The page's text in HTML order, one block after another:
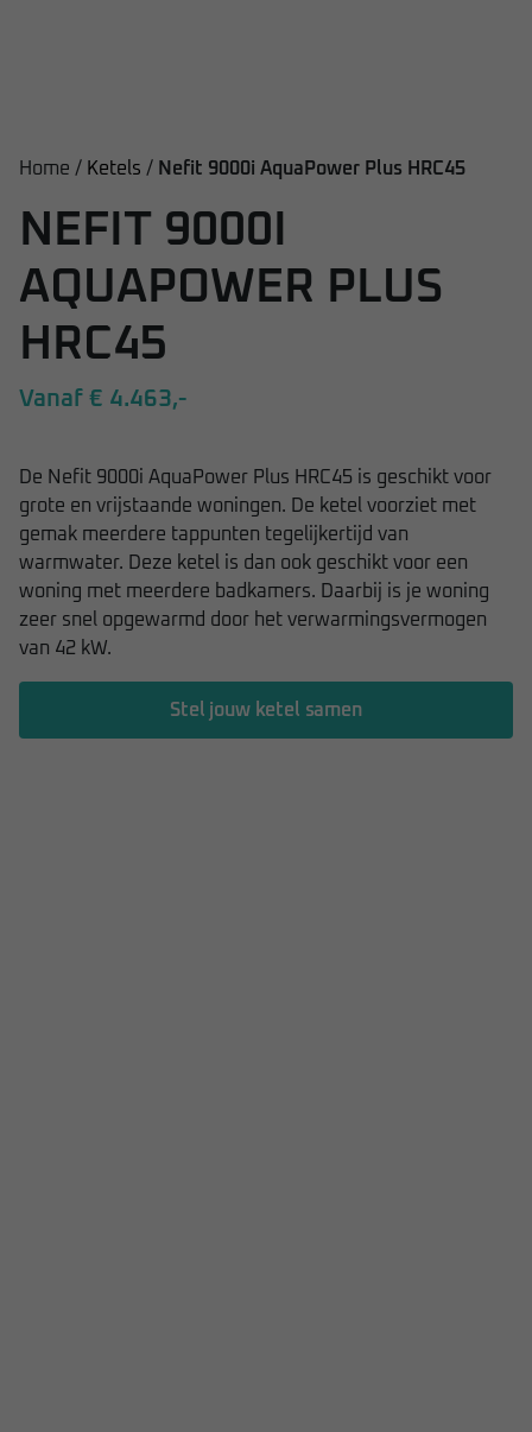
Home / Ketels / Nefit 9000i AquaPower Plus HRC45
NEFIT 9000I
AQUAPOWER PLUS
HRC45
Vanaf € 4.463,-
De Nefit 9000i AquaPower Plus HRC45 is geschikt voor
grote en vrijstaande woningen. De ketel voorziet met
gemak meerdere tappunten tegelijkertijd van
warmwater. Deze ketel is dan ook geschikt voor een
woning met meerdere badkamers. Daarbij is je woning
zeer snel opgewarmd door het verwarmingsvermogen
van 42 kW.
Stel jouw ketel samen